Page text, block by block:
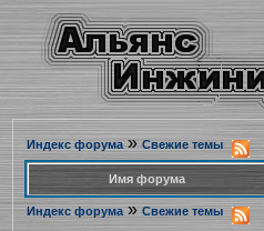
Индекс форума» Свежие темы
Имя форума
Индекс форума » Свежие темы